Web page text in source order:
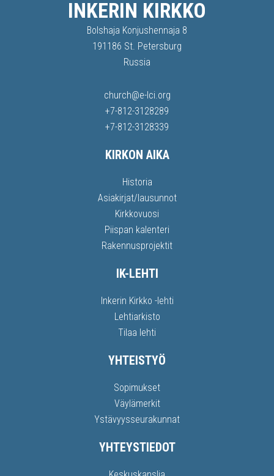
INKERIN KIRKKO
Bolshaja Konjushennaja 8
191186 St. Petersburg
Russia
church@e-lci.org
+7-812-3128289
+7-812-3128339
KIRKON AIKA
Historia
Asiakirjat/lausunnot
Kirkkovuosi
Piispan kalenteri
Rakennusprojektit
IK-LEHTI
Inkerin Kirkko -lehti
Lehtiarkisto
Tilaa lehti
YHTEISTYÖ
Sopimukset
Väylämerkit
Ystävyysseurakunnat
YHTEYSTIEDOT